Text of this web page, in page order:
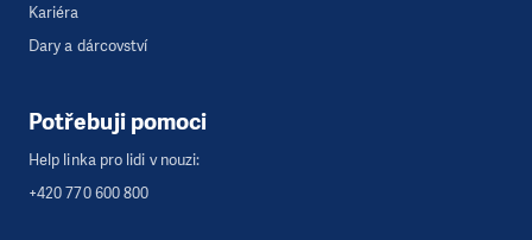
Kariéra
Dary a dárcovství
Potřebuji pomoci
Help linka pro lidi v nouzi:
+420 770 600 800